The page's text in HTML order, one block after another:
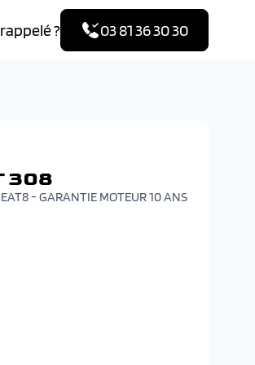
? 03 81 36 30 30
308
EAT8 - GARANTIE MOTEUR 10 ANS